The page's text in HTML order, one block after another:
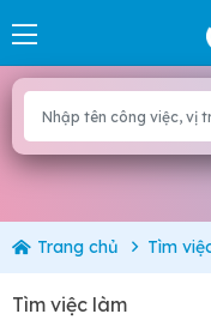
Trang chủ Tìm
Tìm việc làm